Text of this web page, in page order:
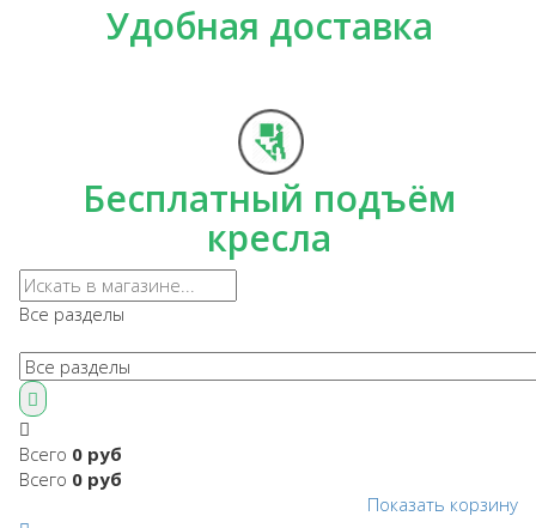
Удобная доставка
Бесплатный подъём
кресла
Все разделы
Всего 0 руб
Всего 0 руб
Показать корзину